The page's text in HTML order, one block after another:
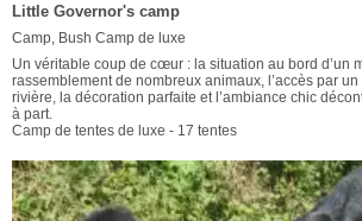
Little Governor's camp
Camp, Bush Camp de luxe
Un véritable coup de cœur : la situation au bord d’un
rassemblement de nombreux animaux, l’accès par
rivière, la décoration parfaite et l’ambiance chic
à part.
Camp de tentes de luxe - 17 tentes